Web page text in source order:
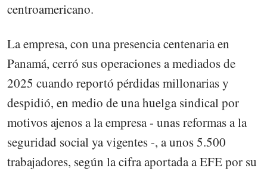
centroamericano.
La empresa, con una presencia centenaria en
Panamá, cerró sus operaciones a mediados de
2025 cuando reportó pérdidas millonarias y
despidió, en medio de una huelga sindical por
motivos ajenos a la empresa - unas reformas a la
seguridad social ya vigentes -, a unos 5.500
trabajadores, según la cifra aportada a EFE por su